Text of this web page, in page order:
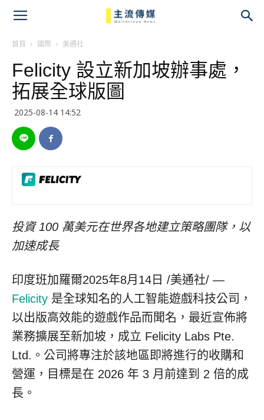
首頁 國際 美通社
Felicity 設立新加坡辦事處，
拓展全球版圖
2025-08-14 14:52
投資 100 萬美元在世界各地建立策略團隊，以
加速成長
印度班加羅爾2025年8月14日 /美通社/ —
Felicity 是全球知名的人工智能遊戲科技公司，
以出版高效能的遊戲作品而聞名，最近宣佈將
業務擴展至新加坡，成立 Felicity Labs Pte.
Ltd.。公司將專注於該地區即將進行的收購和
營運，目標是在 2026 年 3 月前達到 2 倍的成
長。